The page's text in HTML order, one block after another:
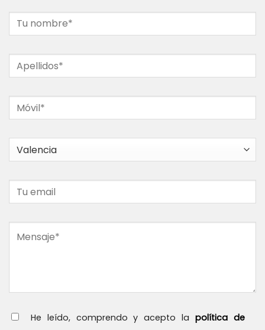
He leído, comprendo y acepto lapolítica de